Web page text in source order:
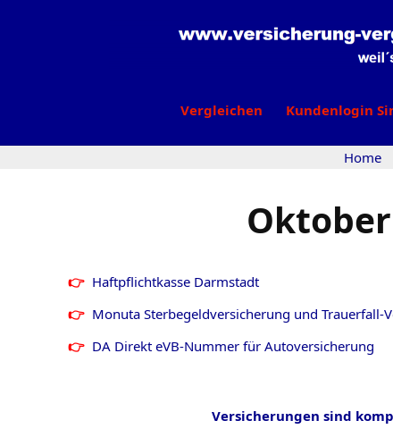
Vergleichen Kundenlogin
Home
Oktober
Haftpflichtkasse Darmstadt
Monuta Sterbegeldversicherung und Trauerfall-
DA Direkt eVB-Nummer für Autoversicherung
Versicherungen sind